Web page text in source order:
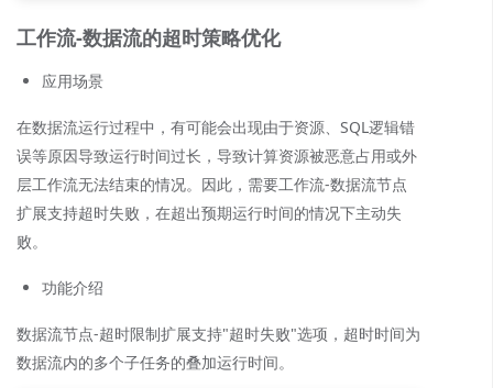
工作流-数据流的超时策略优化
应用场景
在数据流运行过程中，有可能会出现由于资源、SQL逻辑错
误等原因导致运行时间过长，导致计算资源被恶意占用或外
层工作流无法结束的情况。因此，需要工作流-数据流节点
扩展支持超时失败，在超出预期运行时间的情况下主动失
败。
功能介绍
数据流节点-超时限制扩展支持"超时失败"选项，超时时间为
数据流内的多个子任务的叠加运行时间。